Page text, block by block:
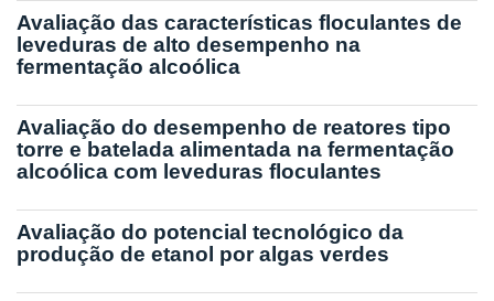
Avaliação das características floculantes de
leveduras de alto desempenho na
fermentação alcoólica
Avaliação do desempenho de reatores tipo
torre e batelada alimentada na fermentação
alcoólica com leveduras floculantes
Avaliação do potencial tecnológico da
produção de etanol por algas verdes